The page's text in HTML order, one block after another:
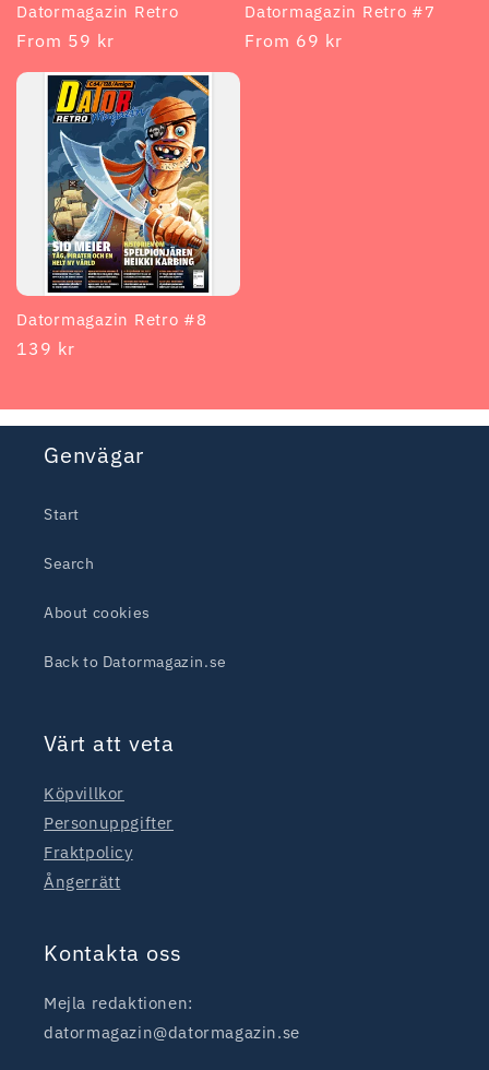
Datormagazin Retro
Regular
price
From 59 kr
Datormagazin Retro #7
Regular
From 69 kr
Datormagazin Retro #8
Regular
139 kr
Genvägar
Start
Search
About cookies
Back to Datormagazin.se
Värt att veta
Köpvillkor
Personuppgifter
Fraktpolicy
Ångerrätt
Kontakta oss
Mejla redaktionen:
datormagazin@datormagazin.se